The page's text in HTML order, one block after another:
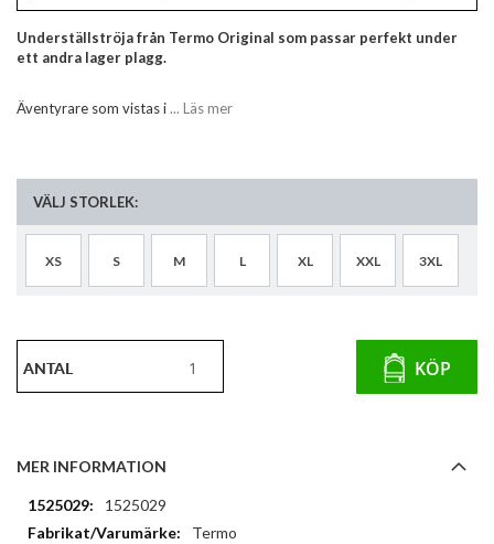
Underställströja från Termo Original som passar perfekt under
ett andra lager plagg.
Äventyrare som vistas i... Läs mer
VÄLJ STORLEK:
XS S M L XL XXL 3XL
ANTAL KÖP
MER INFORMATION
Mer
information
1525029
Termo